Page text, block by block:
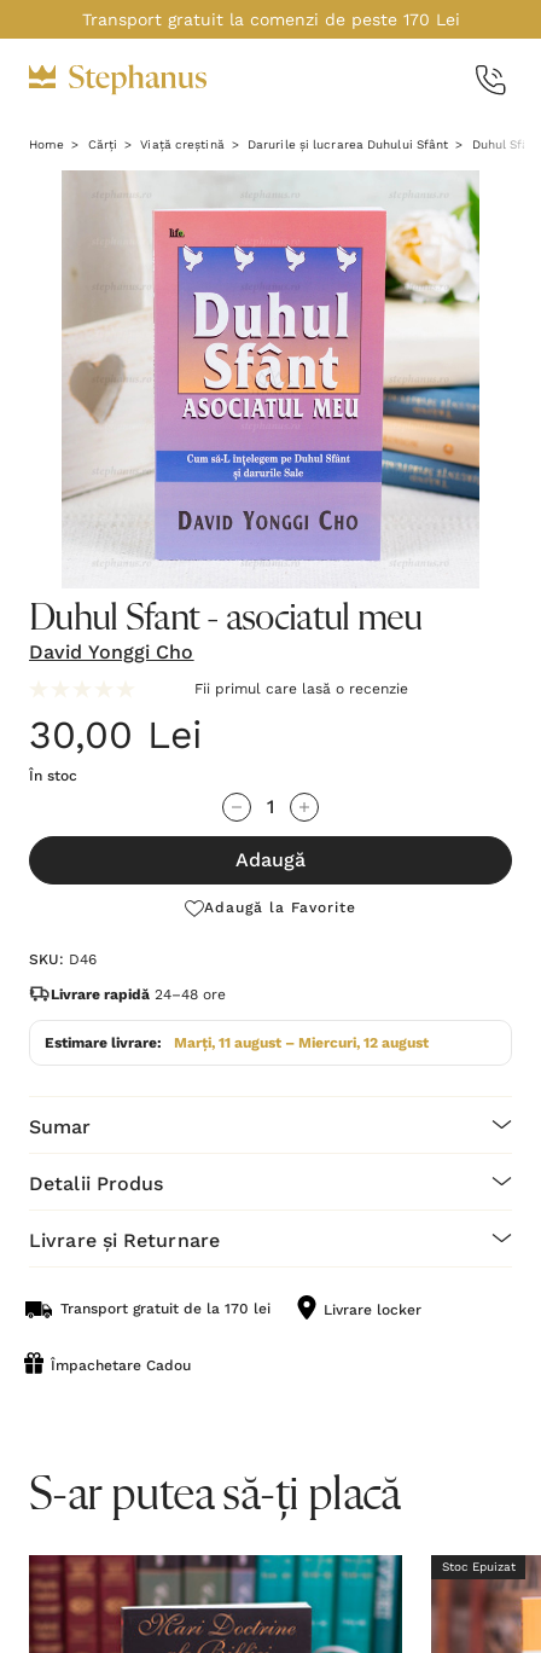
Transport gratuit la comenzi de peste 170 Lei
Home Cărți Viață creștină Darurile și lucrarea Duhului Sfânt Duhul Sfânt
Duhul Sfant - asociatul meu
David Yonggi Cho
Fii primul care lasă o recenzie
30,00 Lei
În stoc
te!
Stocul
Adaugă
Adaugă la Favorite
SKU: D46
Livrare rapidă 24–48 ore
Estimare livrare: Marți, 11 august – Miercuri, 12 august
Sumar
Detalii Produs
Livrare și Returnare
Transport gratuit de la 170 lei Livrare locker
Împachetare Cadou
S-ar putea să-ți placă
Stoc Epuizat